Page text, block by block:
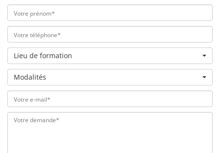
Lieu de formation
Modalités